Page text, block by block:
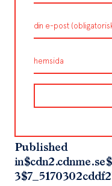
Published
in